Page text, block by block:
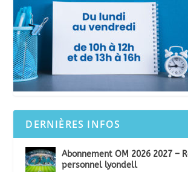
DERNIÈRES INFOS
Abonnement OM 2026 2027 –
personnel lyondell